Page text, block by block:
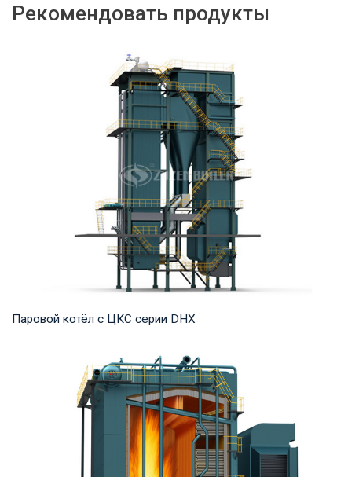
Рекомендовать продукты
Паровой котёл с ЦКС серии DHX
Пар Рабочее давление: 1,25-5,3 МПа Тепловая мощность
продукта: 35-75 т/ч Температура на выходе...